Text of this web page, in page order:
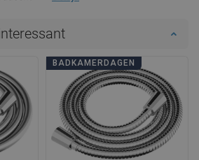
BADKAMERDAGEN